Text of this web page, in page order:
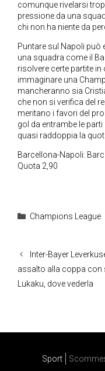
comunque rivelarsi
pressione da una
chi non ha niente da
Puntare sul Napoli può
una squadra come il
risolvere certe partite
immaginare una
mancheranno sia
che non si verifica del
meritano i favori del
gol da entrambe le
quasi raddoppia la
Barcellona-Napoli:
Quota 2,90
Categorie
Champions League
Inter-Bayer
assalto alla coppa con
Lukaku, dove vederla
Sport